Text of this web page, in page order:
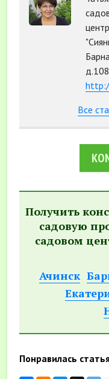
Все
Получить
садовую
садовом
Ачинск
Понравилась